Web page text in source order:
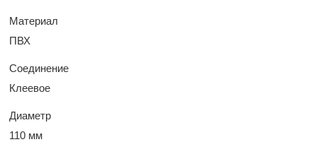
Материал
ПВХ
Соединение
Клеевое
Диаметр
110 мм